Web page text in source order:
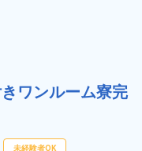
ワンルーム寮完
未経験者OK